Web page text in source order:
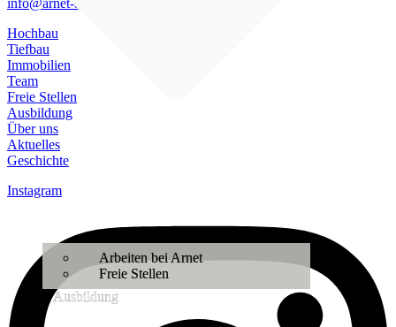
Arbeiten bei Arnet
Freie Stellen
Ausbildung
info@arnet-ag.ch
Hochbau
Tiefbau
Immobilien
Team
Freie Stellen
Ausbildung
Über uns
Aktuelles
Geschichte
Instagram